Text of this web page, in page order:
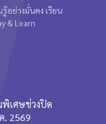
อย่างมั่นคง เรียน
& Learn
เศษช่วงปิด
. 2569